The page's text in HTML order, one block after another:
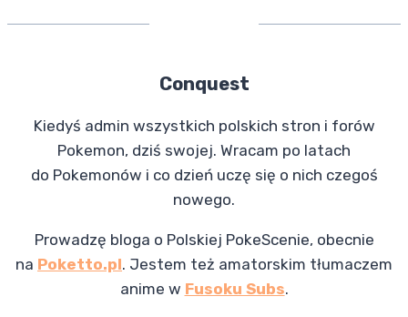
Conquest
Kiedyś admin wszystkich polskich stron i forów
Pokemon, dziś swojej. Wracam po latach
do Pokemonów i co dzień uczę się o nich czegoś
nowego.
Prowadzę bloga o Polskiej PokeScenie, obecnie
na Poketto.pl. Jestem też amatorskim tłumaczem
anime w Fusoku Subs.